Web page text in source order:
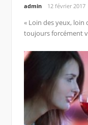
admin 12 février 2017
« Loin des yeux, loin
toujours forcément